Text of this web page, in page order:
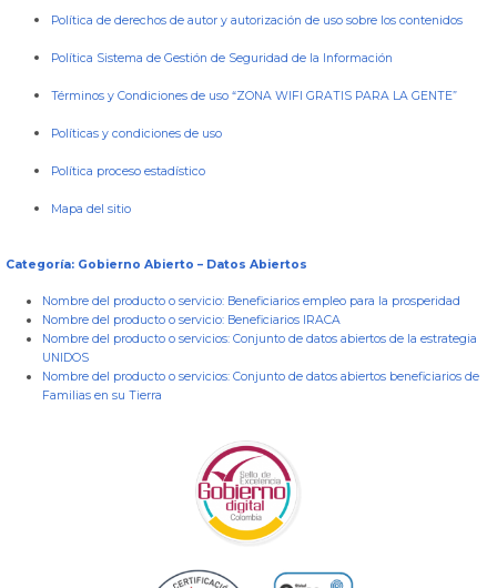
Política de derechos de autor y autorización de uso sobre los contenidos
Política Sistema de Gestión de Seguridad de la Información
Términos y Condiciones de uso “ZONA WIFI GRATIS PARA LA GENTE”
Políticas y condiciones de uso
Política proceso estadístico
Mapa del sitio
Categoría: Gobierno Abierto – Datos Abiertos
Nombre del producto o servicio: Beneficiarios empleo para la prosperidad
Nombre del producto o servicio: Beneficiarios IRACA
Nombre del producto o servicios: Conjunto de datos abiertos de la estrategia
UNIDOS
Nombre del producto o servicios: Conjunto de datos abiertos beneficiarios de
Familias en su Tierra